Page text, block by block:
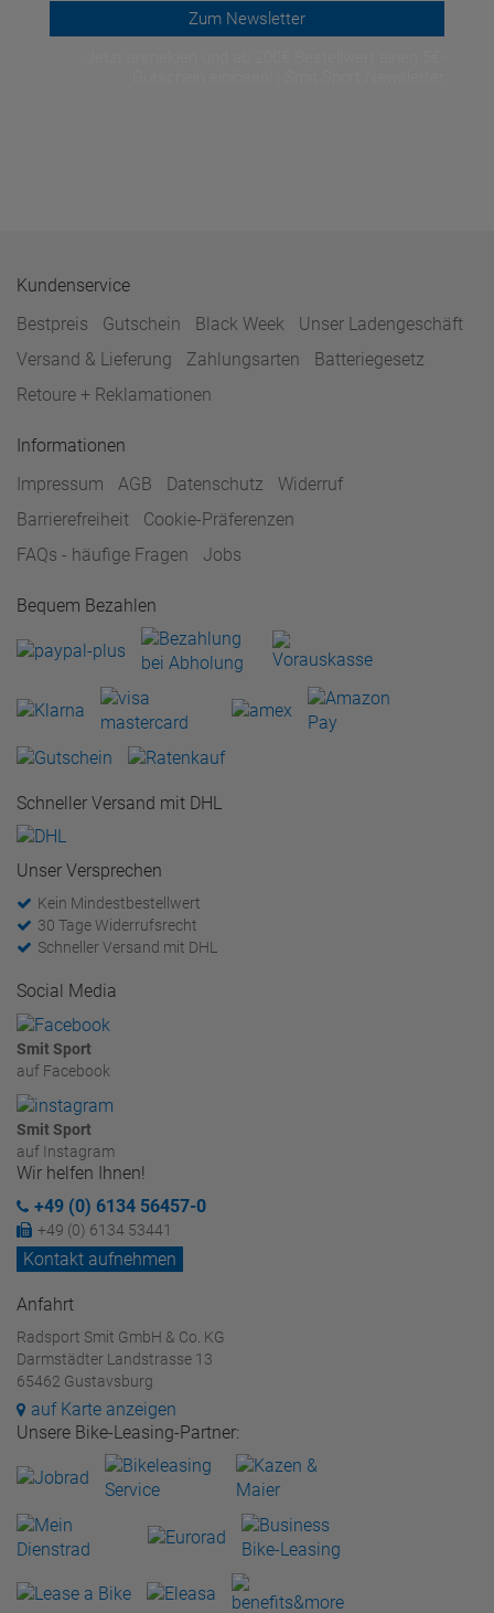
Zum Newsletter
Kundenservice
Bestpreis
Gutschein Black Week
Unser Ladengeschäft
Versand & Lieferung
Zahlungsarten
Batteriegesetz
Retoure + Reklamationen
Informationen
Impressum
AGB Datenschutz
Widerruf
Barrierefreiheit
Cookie-Präferenzen
FAQs - häufige Fragen
Jobs
Bequem Bezahlen
Schneller Versand mit DHL
Unser Versprechen
Kein Mindestbestellwert
30 Tage Widerrufsrecht
Schneller Versand mit DHL
Social Media
Smit Sport
auf Facebook
Smit Sport
auf Instagram
Wir helfen Ihnen!
+49 (0) 6134 56457-0
+49 (0) 6134 53441
Kontakt aufnehmen
Anfahrt
Radsport Smit GmbH & Co. KG
Darmstädter Landstrasse 13
65462 Gustavsburg
auf Karte anzeigen
Unsere Bike-Leasing-Partner: